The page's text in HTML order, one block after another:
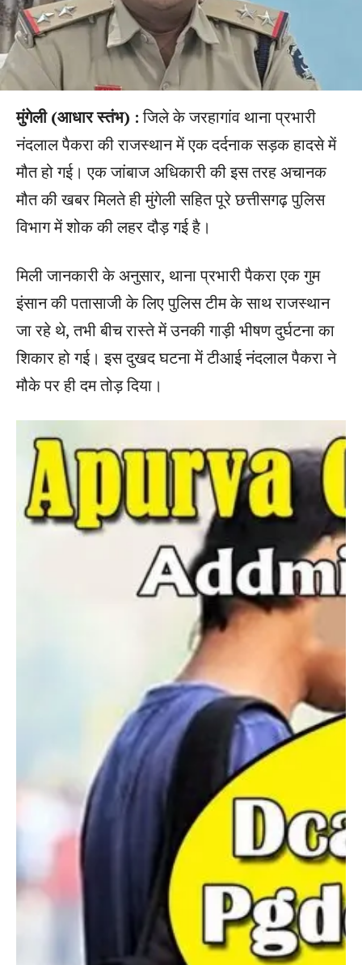
मुंगेली (आधार स्तंभ) :जिले के जरहागांव थाना प्रभारी
नंदलाल पैकरा की राजस्थान में एक दर्दनाक सड़क हादसे में
मौत हो गई। एक जांबाज अधिकारी की इस तरह अचानक
मौत की खबर मिलते ही मुंगेली सहित पूरे छत्तीसगढ़ पुलिस
विभाग में शोक की लहर दौड़ गई है।
मिली जानकारी के अनुसार, थाना प्रभारी पैकरा एक गुम
इंसान की पतासाजी के लिए पुलिस टीम के साथ राजस्थान
जा रहे थे, तभी बीच रास्ते में उनकी गाड़ी भीषण दुर्घटना का
शिकार हो गई। इस दुखद घटना में टीआई नंदलाल पैकरा ने
मौके पर ही दम तोड़ दिया।